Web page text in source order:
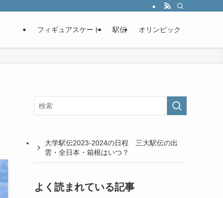
フィギュアスケート 駅伝 オリンピック
大学駅伝2023-2024の日程 三大駅伝の出
雲・全日本・箱根はいつ？
よく読まれている記事